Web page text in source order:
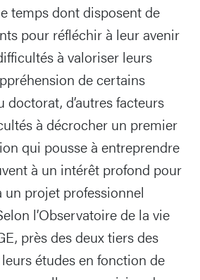
temps dont disposent de
pour réfléchir à leur avenir
à valoriser leurs
de certains
doctorat, d’autres facteurs
à décrocher un premier
qui pousse à entreprendre
à un intérêt profond pour
un projet professionnel
l’Observatoire de la vie
près des deux tiers des
études en fonction de